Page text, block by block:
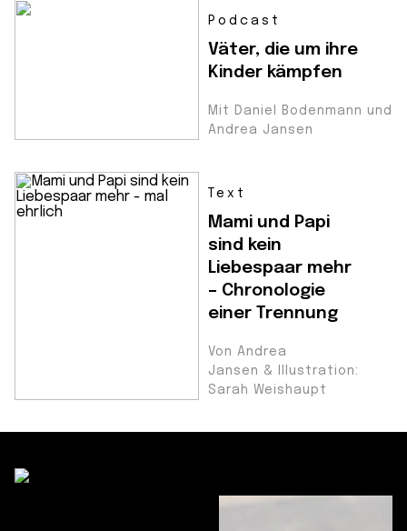
Podcast
Väter, die um ihre
Kinder kämpfen
Mit Daniel Bodenmann und
Andrea Jansen
Text
Mami und Papi
sind kein
Liebespaar mehr
– Chronologie
einer Trennung
Von Andrea
Jansen & Illustration:
Sarah Weishaupt